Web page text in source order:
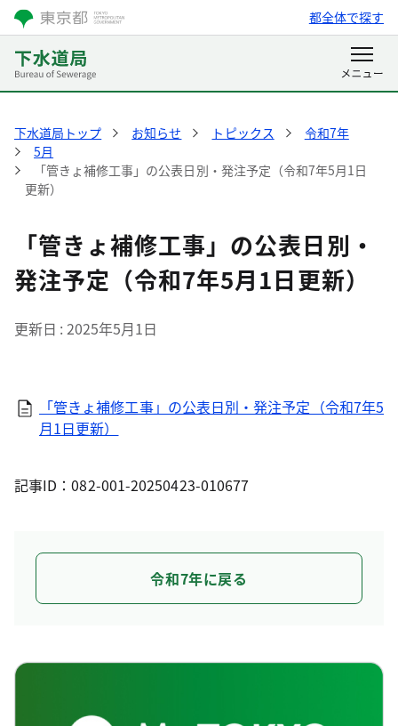
都全体で探す
下水道局トップ お知らせ トピックス
令和7年
5月
「管きょ補修工事」の公表日別・発注予定（令和7年5月1日
更新）
「管きょ補修工事」の公表日別・
発注予定（令和7年5月1日更新）
更新日 2025年5月1日
「管きょ補修工事」の公表日別・発注予定（令和7年5
月1日更新）
記事ID：082-001-20250423-010677
令和7年に戻る